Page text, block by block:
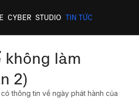
CYBER STUDIO TIN TỨC
không làm
2)
thông tin về ngày phát hành của